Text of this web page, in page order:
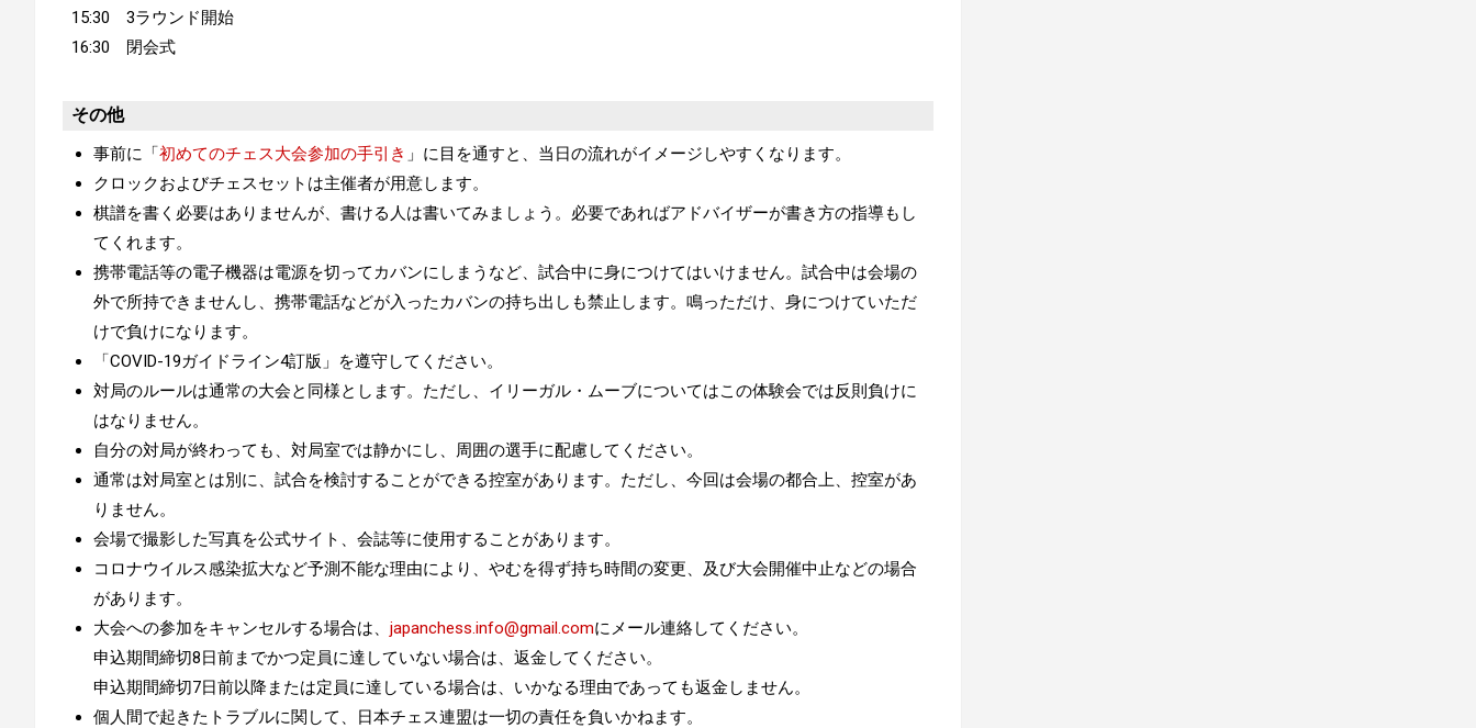
15:30 3ラウンド開始
16:30 閉会式
その他
事前に「初めてのチェス大会参加の手引き 」に目を通すと、当日の流れがイメージしやすくなります。
クロックおよびチェスセットは主催者が用意します。
棋譜を書く必要はありませんが、書ける人は書いてみましょう。必要であればアドバイザーが書き方の指導もし
てくれます。
携帯電話等の電子機器は電源を切ってカバンにしまうなど、試合中に身につけてはいけません。試合中は会場の
外で所持できませんし、携帯電話などが入ったカバンの持ち出しも禁止します。鳴っただけ、身につけていただ
けで負けになります。
「COVID-19ガイドライン4訂版 」を遵守してください。
対局のルールは通常の大会と同様とします。ただし、イリーガル・ムーブについてはこの体験会では反則負けに
はなりません。
自分の対局が終わっても、対局室では静かにし、周囲の選手に配慮してください。
通常は対局室とは別に、試合を検討することができる控室があります。ただし、今回は会場の都合上、控室があ
りません。
会場で撮影した写真を公式サイト、会誌等に使用することがあります。
コロナウイルス感染拡大など予測不能な理由により、やむを得ず持ち時間の変更、及び大会開催中止などの場合
があります。
大会への参加をキャンセルする場合は、 japanchess.info@gmail.comにメール連絡してください。
申込期間締切8日前までかつ定員に達していない場合は、返金してください。
申込期間締切7日前以降または定員に達している場合は、いかなる理由であっても返金しません。
個人間で起きたトラブルに関して、日本チェス連盟は一切の責任を負いかねます。